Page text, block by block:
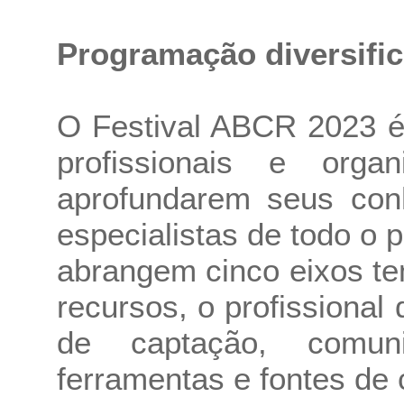
Programação
O Festival ABCR 2023
profissionais e
aprofundarem seus
especialistas de todo o
abrangem cinco eixos
recursos, o profissional
de captação,
ferramentas e fontes de